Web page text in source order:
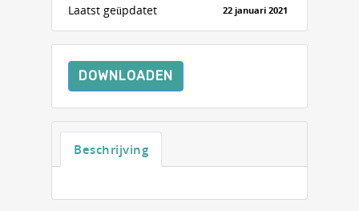
Laatst geüpdatet 22 januari 2021
DOWNLOADEN
Beschrijving